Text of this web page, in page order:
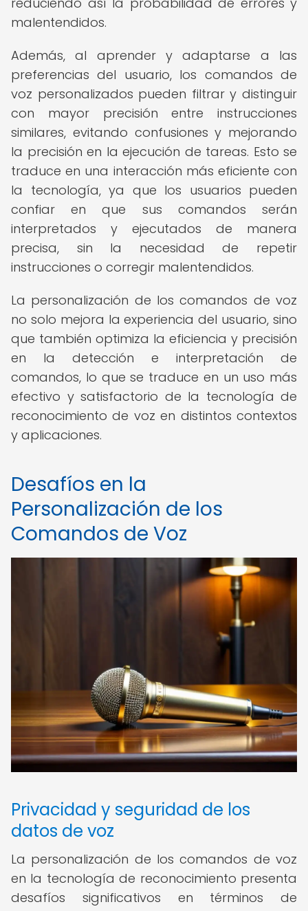
malentendidos.
Además, al aprender y adaptarse a las
preferencias del usuario, los comandos de
voz personalizados pueden filtrar y distinguir
con mayor precisión entre instrucciones
similares, evitando confusiones y mejorando
la precisión en la ejecución de tareas. Esto se
traduce en una interacción más eficiente con
la tecnología, ya que los usuarios pueden
confiar en que sus comandos serán
interpretados y ejecutados de manera
precisa, sin la necesidad de repetir
instrucciones o corregir malentendidos.
La personalización de los comandos de voz
no solo mejora la experiencia del usuario, sino
que también optimiza la eficiencia y precisión
en la detección e interpretación de
comandos, lo que se traduce en un uso más
efectivo y satisfactorio de la tecnología de
reconocimiento de voz en distintos contextos
y aplicaciones.
Desafíos en la
Personalización de los
Comandos de Voz
Privacidad y seguridad de los
datos de voz
La personalización de los comandos de voz
en la tecnología de reconocimiento presenta
desafíos significativos en términos de